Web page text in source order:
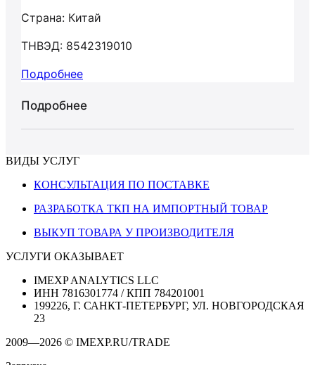
Страна: Китай
ТНВЭД: 8542319010
Подробнее
Подробнее
ВИДЫ УСЛУГ
КОНСУЛЬТАЦИЯ ПО ПОСТАВКЕ
РАЗРАБОТКА ТКП НА ИМПОРТНЫЙ ТОВАР
ВЫКУП ТОВАРА У ПРОИЗВОДИТЕЛЯ
УСЛУГИ ОКАЗЫВАЕТ
IMEXP ANALYTICS LLC
ИНН 7816301774 / КПП 784201001
199226, Г. САНКТ-ПЕТЕРБУРГ, УЛ. НОВГОРОДСКАЯ
23
2009—2026 © IMEXP.RU/TRADE